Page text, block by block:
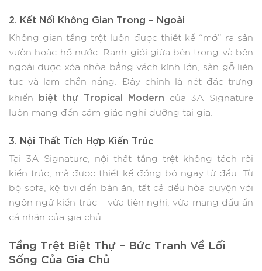
2. Kết Nối Không Gian Trong – Ngoài
Không gian tầng trệt luôn được thiết kế “mở” ra sân
vườn hoặc hồ nước. Ranh giới giữa bên trong và bên
ngoài được xóa nhòa bằng vách kính lớn, sàn gỗ liên
tục và lam chắn nắng. Đây chính là nét đặc trưng
khiến biệt thự Tropical Modern của 3A Signature
luôn mang đến cảm giác nghỉ dưỡng tại gia.
3. Nội Thất Tích Hợp Kiến Trúc
Tại 3A Signature, nội thất tầng trệt không tách rời
kiến trúc, mà được thiết kế đồng bộ ngay từ đầu. Từ
bộ sofa, kệ tivi đến bàn ăn, tất cả đều hòa quyện với
ngôn ngữ kiến trúc – vừa tiện nghi, vừa mang dấu ấn
cá nhân của gia chủ.
Tầng Trệt Biệt Thự – Bức Tranh Về Lối
Sống Của Gia Chủ